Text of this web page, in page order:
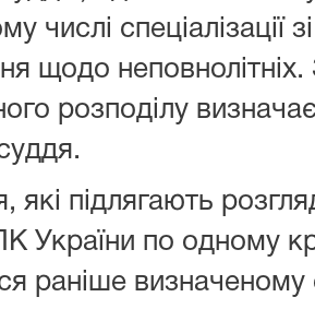
числі спеціалізації
щодо
розподілу
які підлягають
України по одному
раніше визначеному